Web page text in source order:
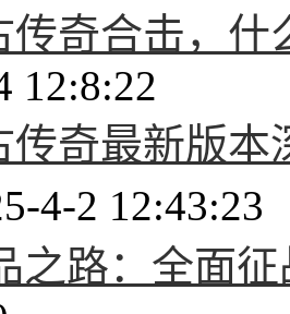
传奇合击，
12:8:22
传奇最新版
4-2 12:43:23
之路：全面